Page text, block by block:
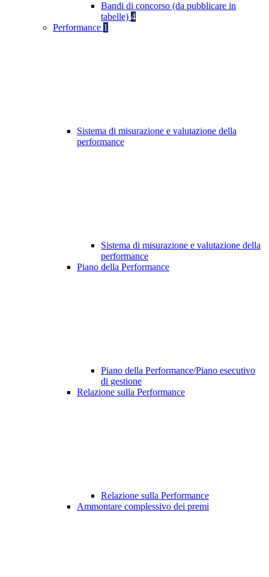
Bandi di concorso (da pubblicare in
tabelle) 4
Performance 1
Sistema di misurazione e valutazione della
performance
Sistema di misurazione e valutazione della
performance
Piano della Performance
Piano della Performance/Piano esecutivo
di gestione
Relazione sulla Performance
Relazione sulla Performance
Ammontare complessivo dei premi